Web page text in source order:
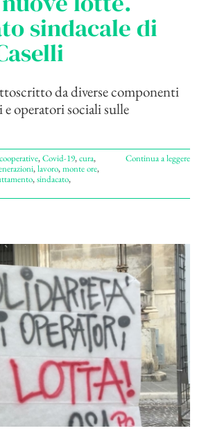
sindacale di
da diverse componenti
operatori sociali sulle
cooperative,Covid-19,cura,
,lavoro,monte ore,
,sindacato,
Continua a leggere